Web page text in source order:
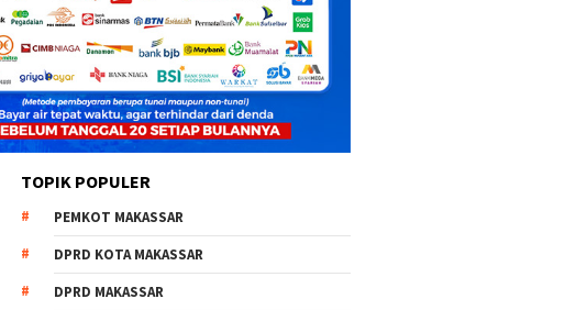
TOPIK POPULER
PEMKOT MAKASSAR
DPRD KOTA MAKASSAR
DPRD MAKASSAR